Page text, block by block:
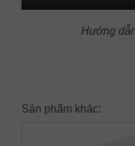
Hướng
Sản phẩm khác: